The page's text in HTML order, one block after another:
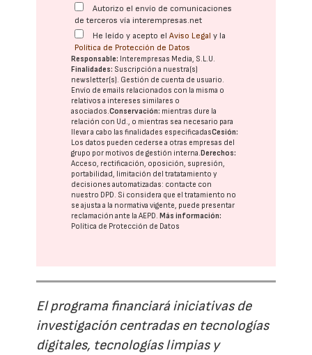
Autorizo el envío de comunicaciones
de terceros vía interempresas.net
He leído y acepto elAviso Legal y la
Política de Protección de Datos
Responsable: Interempresas Media, S.L.U.
Finalidades: Suscripción a nuestra(s)
newsletter(s). Gestión de cuenta de usuario.
Envío de emails relacionados con la misma o
relativos a intereses similares o
asociados.Conservación: mientras dure la
relación con Ud., o mientras sea necesario para
llevar a cabo las finalidades especificadasCesión:
Los datos pueden cederse a otras empresas del
grupo por motivos de gestión interna. Derechos:
Acceso, rectificación, oposición, supresión,
portabilidad, limitación del tratatamiento y
decisiones automatizadas: contacte con
nuestro DPD. Si considera que el tratamiento no
se ajusta a la normativa vigente, puede presentar
reclamación ante laAEPD. Más información:
Política de Protección de Datos
El programa financiará iniciativas de
investigación centradas en tecnologías
digitales, tecnologías limpias y